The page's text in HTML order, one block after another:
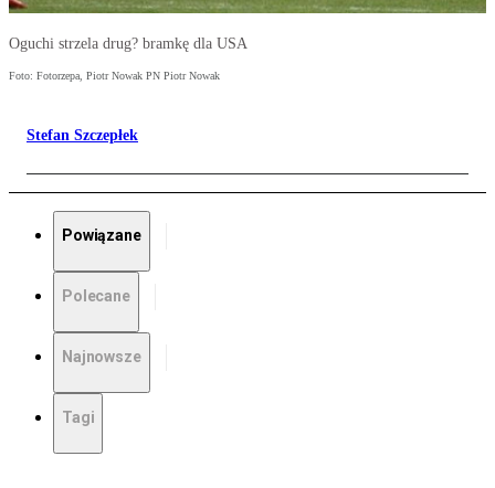
Oguchi strzela drug? bramkę dla USA
Foto: Fotorzepa, Piotr Nowak PN Piotr Nowak
Stefan Szczepłek
Powiązane
Polecane
Najnowsze
Tagi